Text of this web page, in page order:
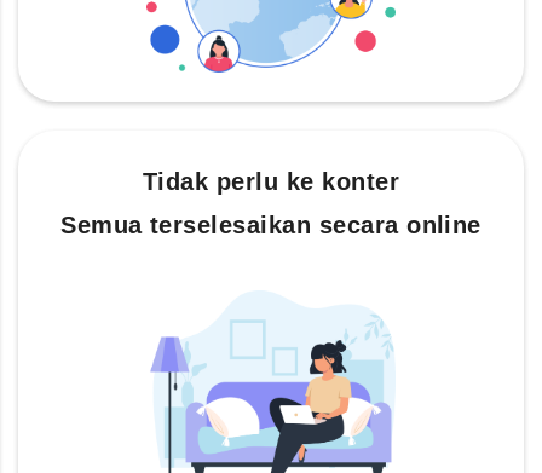
Tidak perlu ke konter
Semua terselesaikan secara online